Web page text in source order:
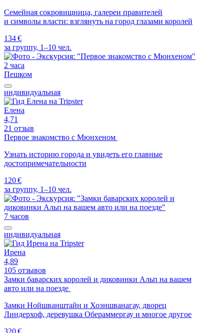
Семейная сокровищница, галереи правителей
и символы власти: взглянуть на город глазами королей
134 €
за группу, 1–10 чел.
2 часа
Пешком
индивидуальная
Елена
4,71
21 отзыв
Первое знакомство с Мюнхеном
Узнать историю города и увидеть его главные
достопримечательности
120 €
за группу, 1–10 чел.
7 часов
индивидуальная
Ирена
4,89
105 отзывов
Замки баварских королей и диковинки Альп на вашем
авто или на поезде
Замки Нойшванштайн и Хоэншванагау, дворец
Линдерхоф, деревушка Обераммергау и многое другое
320 €